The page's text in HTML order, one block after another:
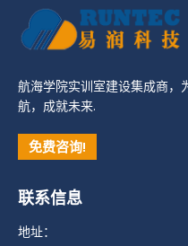
航海学院实训室建设集成商，
航，成就未来.
免费咨询!
联系信息
地址：